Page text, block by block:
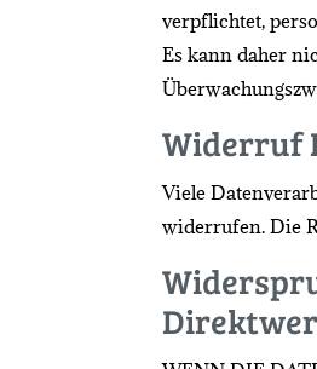
verpflichtet,
Es kann daher
Widerruf
Viele
widerrufen. Die